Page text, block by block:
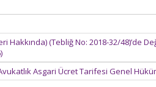
Hakkında) (Tebliğ No: 2018-32/48)’de
Asgari Ücret Tarifesi Genel